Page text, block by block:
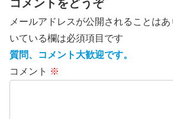
コメントをどうぞ
メールアドレスが公開されることはあ
いている欄は必須項目です
質問、コメント大歓迎です。
コメント ※